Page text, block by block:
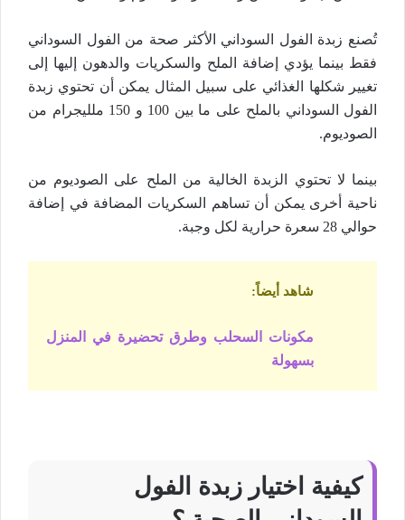
تُصنع زبدة الفول السوداني الأكثر صحة من الفول السوداني
فقط بينما يؤدي إضافة الملح والسكريات والدهون إليها إلى
تغيير شكلها الغذائي على سبيل المثال يمكن أن تحتوي زبدة
الفول السوداني بالملح على ما بين 100 و 150 ملليجرام من
الصوديوم.
بينما لا تحتوي الزبدة الخالية من الملح على الصوديوم من
ناحية أخرى يمكن أن تساهم السكريات المضافة في إضافة
حوالي 28 سعرة حرارية لكل وجبة.
شاهد أيضاً:
مكونات السحلب وطرق تحضيرة في المنزل
بسهولة
كيفية اختيار زبدة الفول